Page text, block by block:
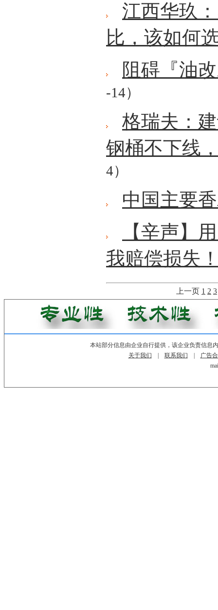
江西华玖
比，该如何
阻碍『油
-14）
格瑞夫：
钢桶不下线
4）
中国主要
【辛声】
我赔偿损失
上一页 1 2 3
本站部分信息由企业自行提供，该企业负责信息
关于我们
联系我们
广告